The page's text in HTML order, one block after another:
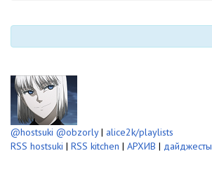
@hostsuki @obzorly| alice2k/playlists
RSS hostsuki | RSS kitchen | АРХИВ | дайджесты